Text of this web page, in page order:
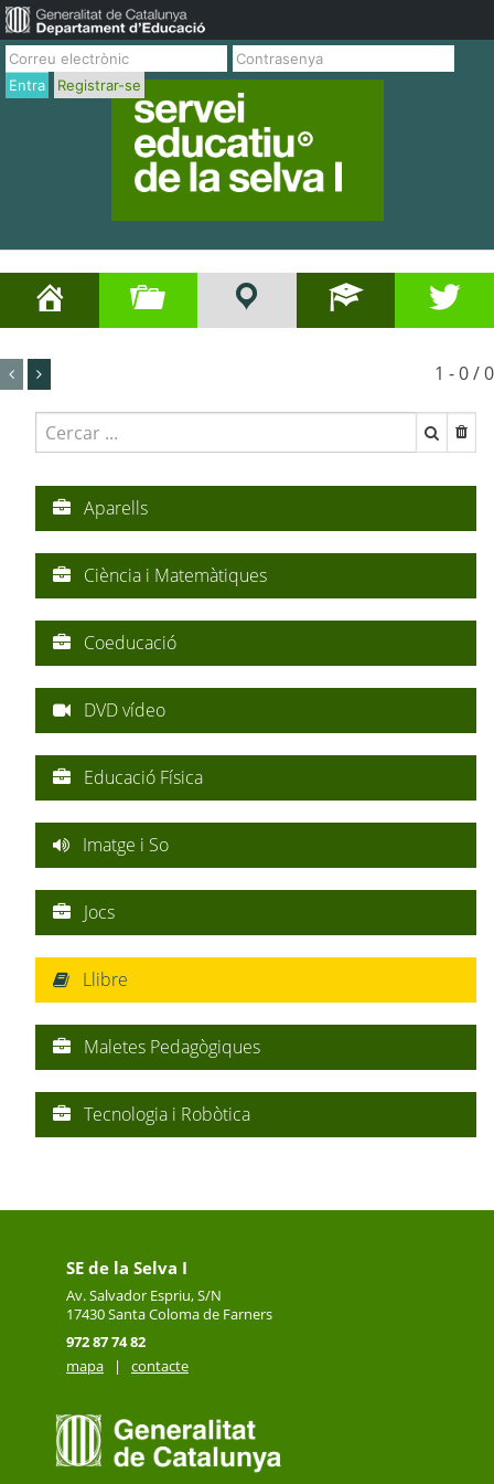
Entra Registrar-se
1 - 0 / 0
Aparells
Ciència i Matemàtiques
Coeducació
DVD vídeo
Educació Física
Imatge i So
Jocs
Llibre
Maletes Pedagògiques
Tecnologia i Robòtica
SE de la Selva I
Av. Salvador Espriu, S/N
17430Santa Coloma de Farners
972 87 74 82
mapa
| contacte